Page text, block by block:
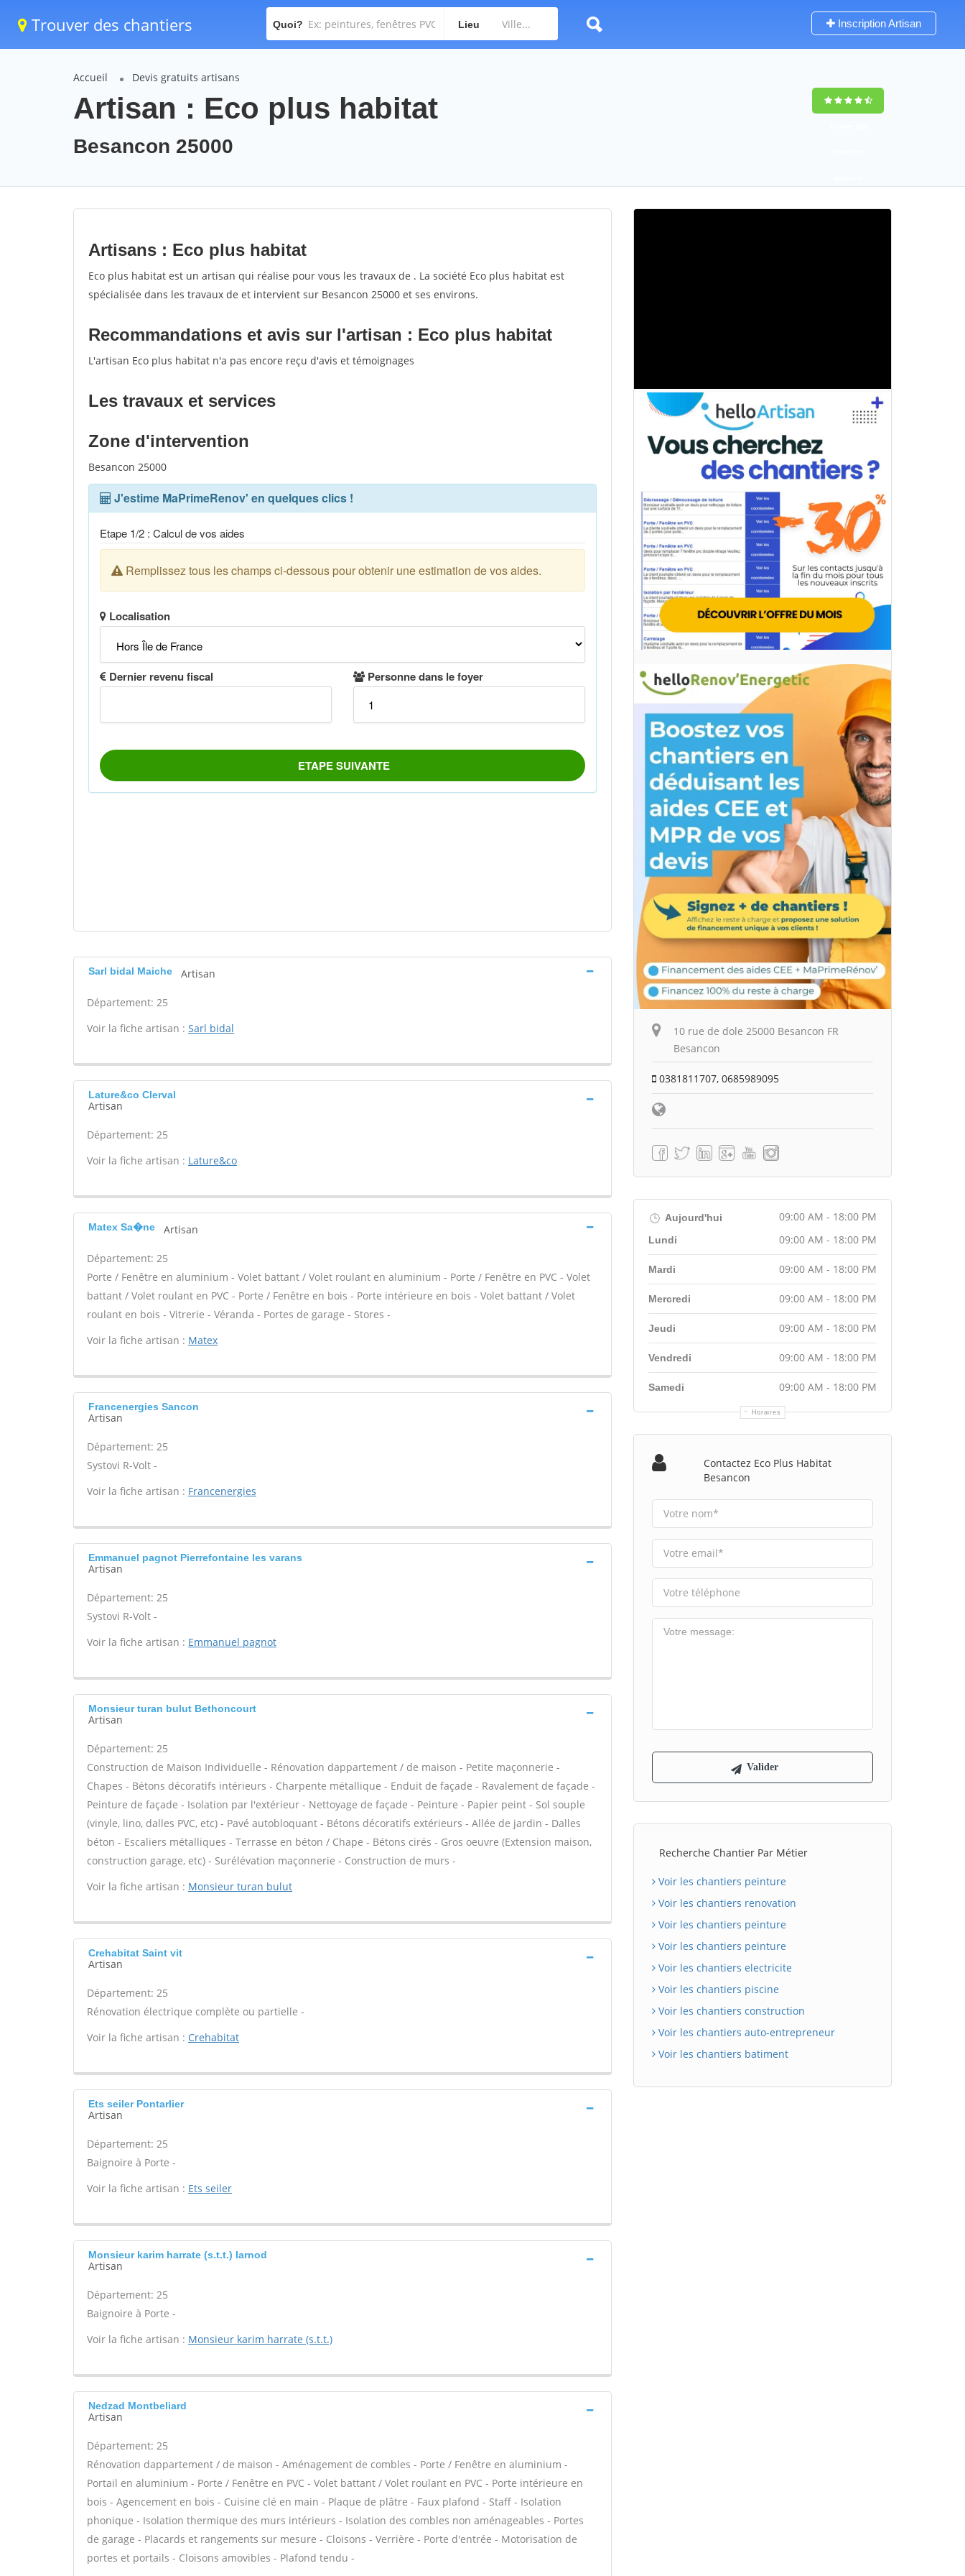
Trouver des chantiers Quoi? Lieu Inscription Artisan
Accueil Devis gratuits artisans
Artisan : Eco plus habitat
Besancon 25000
Artisans : Eco plus habitat
Eco plus habitat est un artisan qui réalise pour vous les travaux de . La société Eco plus habitat est
spécialisée dans les travaux de et intervient sur Besancon 25000 et ses environs.
Recommandations et avis sur l'artisan : Eco plus habitat
L'artisan Eco plus habitat n'a pas encore reçu d'avis et témoignages
Les travaux et services
Zone d'intervention
Besancon 25000
Sarl bidal Maiche Artisan
Département: 25
Voir la fiche artisan : Sarl bidal
Lature&co Clerval
Artisan
Département: 25
Voir la fiche artisan : Lature&co
Matex Sa�ne Artisan
Département: 25
Porte / Fenêtre en aluminium - Volet battant / Volet roulant en aluminium - Porte / Fenêtre en PVC - Volet
battant / Volet roulant en PVC - Porte / Fenêtre en bois - Porte intérieure en bois - Volet battant / Volet
roulant en bois - Vitrerie - Véranda - Portes de garage - Stores -
Voir la fiche artisan : Matex
Francenergies Sancon
Artisan
Département: 25
Systovi R-Volt -
Voir la fiche artisan : Francenergies
Emmanuel pagnot Pierrefontaine les varans
Artisan
Département: 25
Systovi R-Volt -
Voir la fiche artisan : Emmanuel pagnot
Monsieur turan bulut Bethoncourt
Artisan
Département: 25
Construction de Maison Individuelle - Rénovation dappartement / de maison - Petite maçonnerie -
Chapes - Bétons décoratifs intérieurs - Charpente métallique - Enduit de façade - Ravalement de façade -
Peinture de façade - Isolation par l'extérieur - Nettoyage de façade - Peinture - Papier peint - Sol souple
(vinyle, lino, dalles PVC, etc) - Pavé autobloquant - Bétons décoratifs extérieurs - Allée de jardin - Dalles
béton - Escaliers métalliques - Terrasse en béton / Chape - Bétons cirés - Gros oeuvre (Extension maison,
construction garage, etc) - Surélévation maçonnerie - Construction de murs -
Voir la fiche artisan : Monsieur turan bulut
Crehabitat Saint vit
Artisan
Département: 25
Rénovation électrique complète ou partielle -
Voir la fiche artisan : Crehabitat
Ets seiler Pontarlier
Artisan
Département: 25
Baignoire à Porte -
Voir la fiche artisan : Ets seiler
Monsieur karim harrate (s.t.t.) larnod
Artisan
Département: 25
Baignoire à Porte -
Voir la fiche artisan : Monsieur karim harrate (s.t.t.)
Nedzad Montbeliard
Artisan
Département: 25
Rénovation dappartement / de maison - Aménagement de combles - Porte / Fenêtre en aluminium -
Portail en aluminium - Porte / Fenêtre en PVC - Volet battant / Volet roulant en PVC - Porte intérieure en
bois - Agencement en bois - Cuisine clé en main - Plaque de plâtre - Faux plafond - Staff - Isolation
phonique - Isolation thermique des murs intérieurs - Isolation des combles non aménageables - Portes
de garage - Placards et rangements sur mesure - Cloisons - Verrière - Porte d'entrée - Motorisation de
portes et portails - Cloisons amovibles - Plafond tendu -
10 rue de dole 25000 Besancon FR
Besancon
0381811707, 0685989095
Aujourd'hui 09:00 AM - 18:00 PM
Horaires
Lundi 09:00 AM - 18:00 PM
Mardi 09:00 AM - 18:00 PM
Mercredi 09:00 AM - 18:00 PM
Jeudi 09:00 AM - 18:00 PM
Vendredi 09:00 AM - 18:00 PM
Samedi 09:00 AM - 18:00 PM
Contactez Eco Plus Habitat
Besancon
Recherche Chantier Par Métier
Voir les chantiers peinture
Voir les chantiers renovation
Voir les chantiers peinture
Voir les chantiers peinture
Voir les chantiers electricite
Voir les chantiers piscine
Voir les chantiers construction
Voir les chantiers auto-entrepreneur
Voir les chantiers batiment